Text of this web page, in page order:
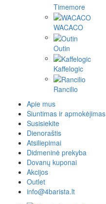
Timemore
WACACO
Outin
Kaffelogic
Rancilio
Apie mus
Siuntimas ir apmokėjimas
Susisiekite
Dienoraštis
Atsiliepimai
Didmeninė prekyba
Dovanų kuponai
Akcijos
Outlet
info@4barista.lt